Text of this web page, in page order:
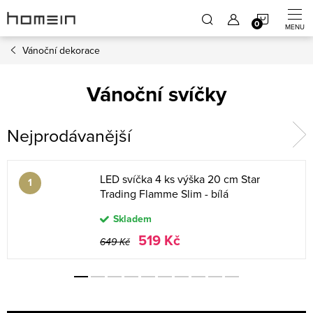
na
obsah
Vánoční dekorace
Vánoční svíčky
Nejprodávanější
LED svíčka 4 ks výška 20 cm Star
Trading Flamme Slim - bílá
Skladem
649 Kč
519 Kč